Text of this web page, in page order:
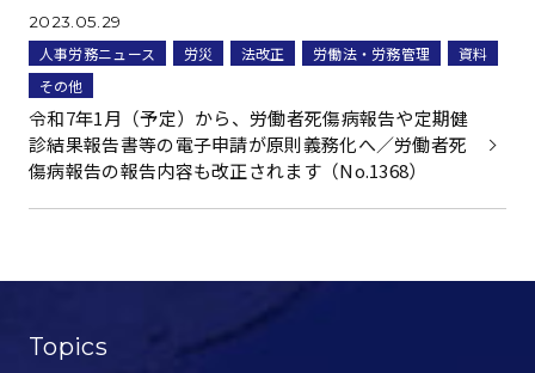
Topics
2023.05.29
人事労務ニュース 労災 法改正 労働法・労務管理
資料
その他
令和7年1月（予定）から、労働者死傷病報告や定期健
診結果報告書等の電子申請が原則義務化へ／労働者死
傷病報告の報告内容も改正されます（No.1368）